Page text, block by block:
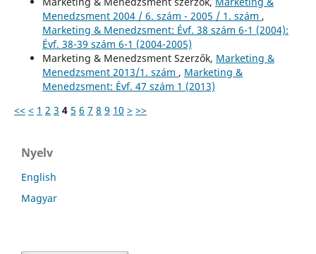
Menedzsment 2004 / 6. szám - 2005 / 1. szám ,
Marketing & Menedzsment: Évf. 38 szám 6-1 (2004):
Évf. 38-39 szám 6-1 (2004-2005)
Marketing & Menedzsment Szerzők, Marketing &
Menedzsment 2013/1. szám , Marketing &
Menedzsment: Évf. 47 szám 1 (2013)
<< < 1 2 3 4 5 6 7 8 9 10 > >>
Nyelv
English
Magyar